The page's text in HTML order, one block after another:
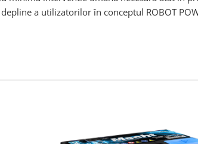
a utilizatorilor în conceptul ROBOT